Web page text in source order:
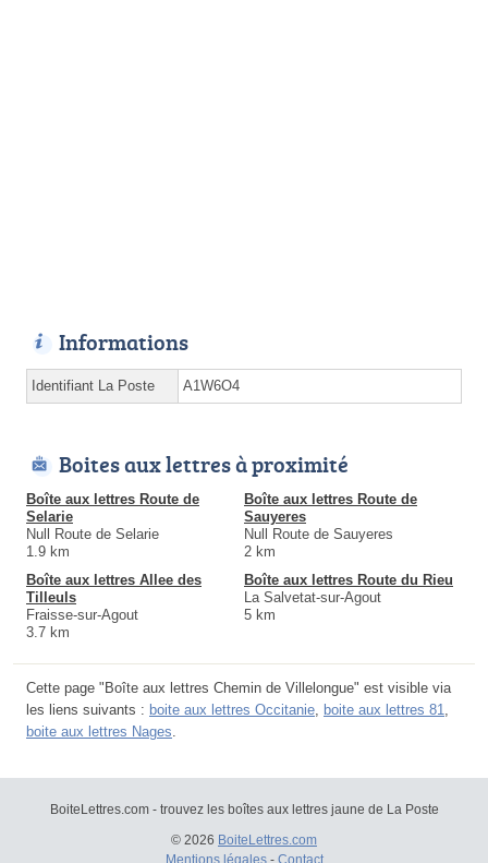
Informations
Identifiant La Poste A1W6O4
Boites aux lettres à proximité
Boîte aux lettres Route de
Selarie
Null Route de Selarie
1.9 km
Boîte aux lettres Route de
Sauyeres
Null Route de Sauyeres
2 km
Boîte aux lettres Allee des
Tilleuls
Fraisse-sur-Agout
3.7 km
Boîte aux lettres Route du Rieu
La Salvetat-sur-Agout
5 km
Cette page "Boîte aux lettres Chemin de Villelongue" est visible via
les liens suivants : boite aux lettres Occitanie boite aux lettres 81
boite aux lettres Nages
BoiteLettres.com - trouvez les boîtes aux lettres jaune de La Poste
© 2026 BoiteLettres.com
Mentions légales- Contact